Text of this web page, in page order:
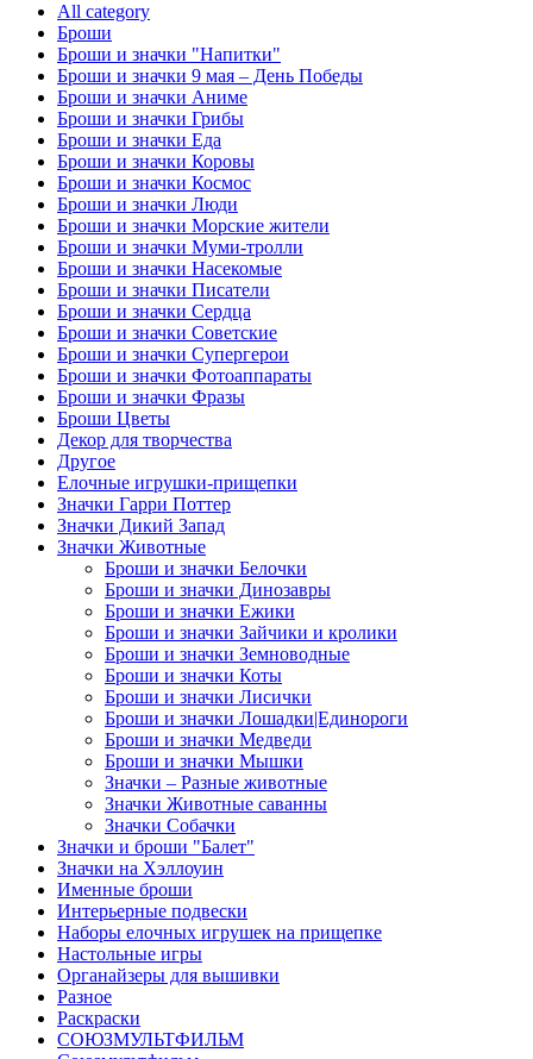
All category
Броши
Броши и значки "Напитки"
Броши и значки 9 мая – День Победы
Броши и значки Аниме
Броши и значки Грибы
Броши и значки Еда
Броши и значки Коровы
Броши и значки Космос
Броши и значки Люди
Броши и значки Морские жители
Броши и значки Муми-тролли
Броши и значки Насекомые
Броши и значки Писатели
Броши и значки Сердца
Броши и значки Советские
Броши и значки Супергерои
Броши и значки Фотоаппараты
Броши и значки Фразы
Броши Цветы
Декор для творчества
Другое
Елочные игрушки-прищепки
Значки Гарри Поттер
Значки Дикий Запад
Значки Животные
Броши и значки Белочки
Броши и значки Динозавры
Броши и значки Ежики
Броши и значки Зайчики и кролики
Броши и значки Земноводные
Броши и значки Коты
Броши и значки Лисички
Броши и значки Лошадки|Единороги
Броши и значки Медведи
Броши и значки Мышки
Значки – Разные животные
Значки Животные саванны
Значки Собачки
Значки и броши "Балет"
Значки на Хэллоуин
Именные броши
Интерьерные подвески
Наборы елочных игрушек на прищепке
Настольные игры
Органайзеры для вышивки
Разное
Раскраски
СОЮЗМУЛЬТФИЛЬМ